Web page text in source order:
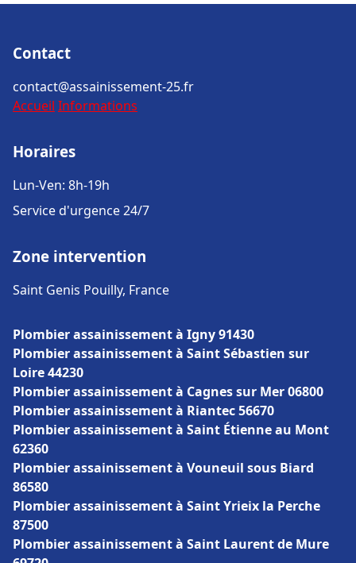
Contact
contact@assainissement-25.fr
Accueil Informations
Horaires
Lun-Ven: 8h-19h
Service d'urgence 24/7
Zone intervention
Saint Genis Pouilly, France
Plombier assainissement à Igny 91430
Plombier assainissement à Saint Sébastien sur
Loire 44230
Plombier assainissement à Cagnes sur Mer 06800
Plombier assainissement à Riantec 56670
Plombier assainissement à Saint Étienne au Mont
62360
Plombier assainissement à Vouneuil sous Biard
86580
Plombier assainissement à Saint Yrieix la Perche
87500
Plombier assainissement à Saint Laurent de Mure